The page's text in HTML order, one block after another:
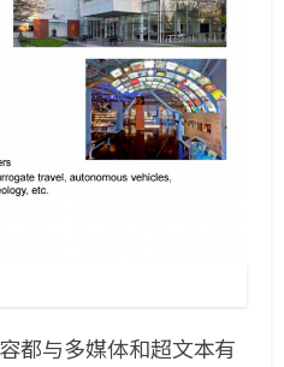
都与多媒体和超文本有